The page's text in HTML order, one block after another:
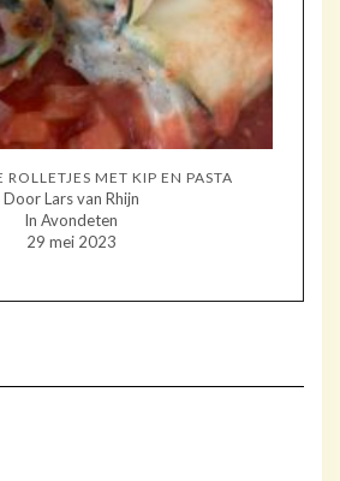
ROLLETJES MET KIP EN PASTA
Door Lars van Rhijn
In Avondeten
29 mei 2023